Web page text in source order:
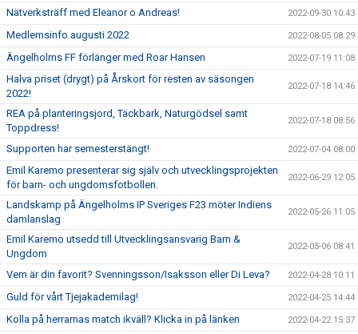
Nätverksträff med Eleanor o Andreas! 2022-09-30 10:43
Medlemsinfo augusti 2022 2022-08-05 08:29
Ängelholms FF förlänger med Roar Hansen 2022-07-19 11:08
Halva priset (drygt) på Årskort för resten av säsongen
2022!
2022-07-18 14:46
REA på planteringsjord, Täckbark, Naturgödsel samt
Toppdress!
2022-07-18 08:56
Supporten har semesterstängt! 2022-07-04 08:00
Emil Karemo presenterar sig själv och utvecklingsprojekten
för barn- och ungdomsfotbollen.
2022-06-29 12:05
Landskamp på Ängelholms IP Sveriges F23 möter Indiens
damlanslag
2022-05-26 11:05
Emil Karemo utsedd till Utvecklingsansvarig Barn &
Ungdom
2022-05-06 08:41
Vem är din favorit? Svenningsson/Isaksson eller Di Leva? 2022-04-28 10:11
Guld för vårt Tjejakademilag! 2022-04-25 14:44
Kolla på herrarnas match ikväll? Klicka in på länken 2022-04-22 15:37